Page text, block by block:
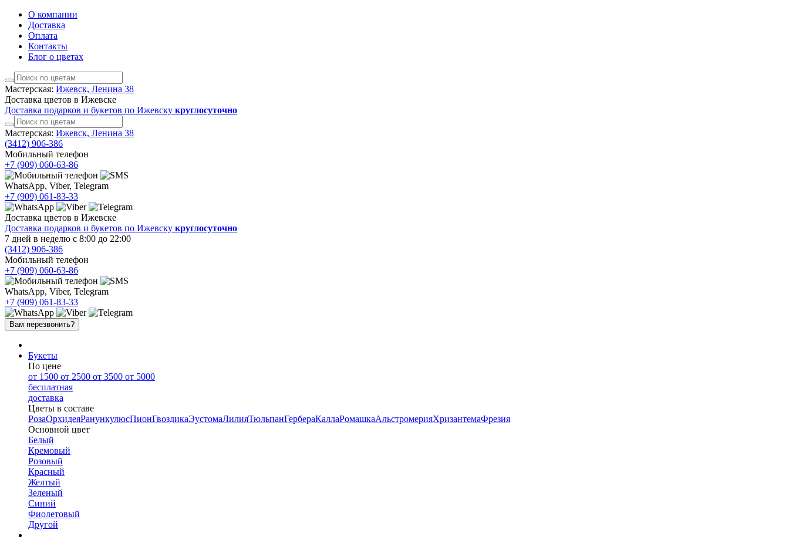
О компании
Доставка
Оплата
Контакты
Блог о цветах
Мастерская: Ижевск, Ленина 38
Доставка цветов в Ижевске
Доставка подарков и букетов по Ижевску круглосуточно
Мастерская: Ижевск, Ленина 38
(3412) 906-386
Мобильный телефон
+7 (909) 060-63-86
WhatsApp, Viber, Telegram
+7 (909) 061-83-33
Доставка цветов в Ижевске
Доставка подарков и букетов по Ижевску круглосуточно
7 дней в неделю с 8:00 до 22:00
(3412) 906-386
Мобильный телефон
+7 (909) 060-63-86
WhatsApp, Viber, Telegram
+7 (909) 061-83-33
Вам перезвонить?
Букеты
По цене
от 1500 от 2500 от 3500 от 5000
бесплатная
доставка
Цветы в составе
РозаОрхидеяРанункулюсПионГвоздикаЭустомаЛилияТюльпанГербераКаллаРомашкаАльстромерияХризантемаФрезия
Основной цвет
Белый
Кремовый
Розовый
Красный
Желтый
Зеленый
Синий
Фиолетовый
Другой